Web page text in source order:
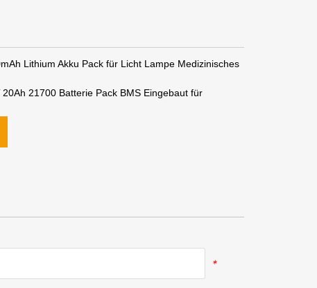
Lithium Akku Pack für Licht Lampe Medizinisches
21700 Batterie Pack BMS Eingebaut für
*